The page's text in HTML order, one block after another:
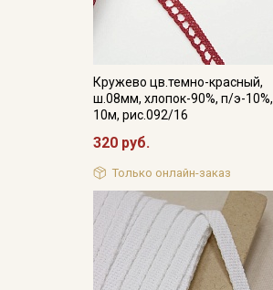
Кружево цв.темно-красный,
ш.08мм, хлопок-90%, п/э-10%,
10м, рис.092/16
320 руб.
Только онлайн-заказ